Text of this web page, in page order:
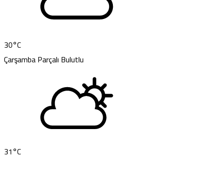
30°C
ÇarşambaParçalı Bulutlu
31°C